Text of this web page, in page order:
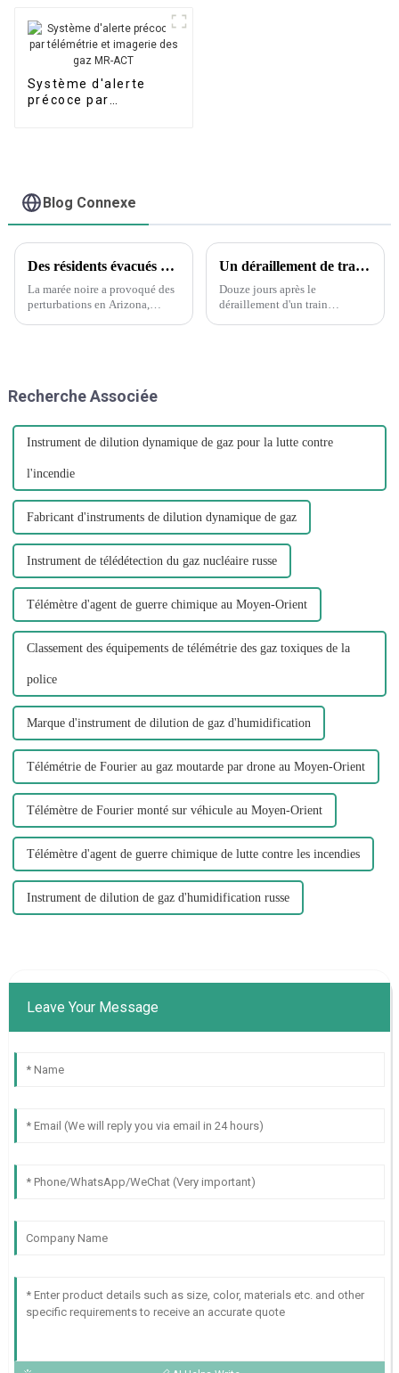
Système d'alerte
précoce par
Blog Connexe
Des résidents évacués après un déversement d’acide nitrique en Arizona – Mais qu’est-ce que cet acide ?
La marée noire a provoqué des
perturbations en Arizona,
produit de l'azote...
Un déraillement de train dans l'Ohio suscite des craintes parmi les habitants d'une petite ville au sujet des substances toxiques.
Douze jours après le
déraillement d'un train
déclaré J...
Recherche Associée
Instrument de dilution dynamique de gaz pour la lutte contre
l'incendie
Fabricant d'instruments de dilution dynamique de gaz
Instrument de télédétection du gaz nucléaire russe
Télémètre d'agent de guerre chimique au Moyen-Orient
Classement des équipements de télémétrie des gaz toxiques de la
police
Marque d'instrument de dilution de gaz d'humidification
Télémétrie de Fourier au gaz moutarde par drone au Moyen-Orient
Télémètre de Fourier monté sur véhicule au Moyen-Orient
Télémètre d'agent de guerre chimique de lutte contre les incendies
Instrument de dilution de gaz d'humidification russe
Leave Your Message